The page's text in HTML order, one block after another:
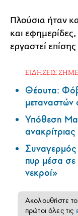
Πλούσια ήταν
και
εργαστεί
ΕΙΔΗΣΕΙΣ
Θέουτα:
μεταναστών
Υπόθεση
Συναγερμός
πυρ μέσα
νεκροί»
Ακολουθήστε το
πρώτοι όλες τις